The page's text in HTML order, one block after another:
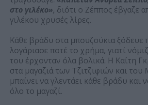
στο γιλέκο», διότι ο Ζέππος έβγαζε
γιλέκου χρυσές λίρες.
Κάθε βράδυ στα μπουζούκια ξόδευε
λογάριασε ποτέ το χρήμα, γιατί
του έρχονταν όλα βολικά. Η Καίτη
στα μαγαζιά των Τζιτζιφιών και
μπαίνει να γλεντάει κάθε βράδυ και
όλο το μαγαζί.